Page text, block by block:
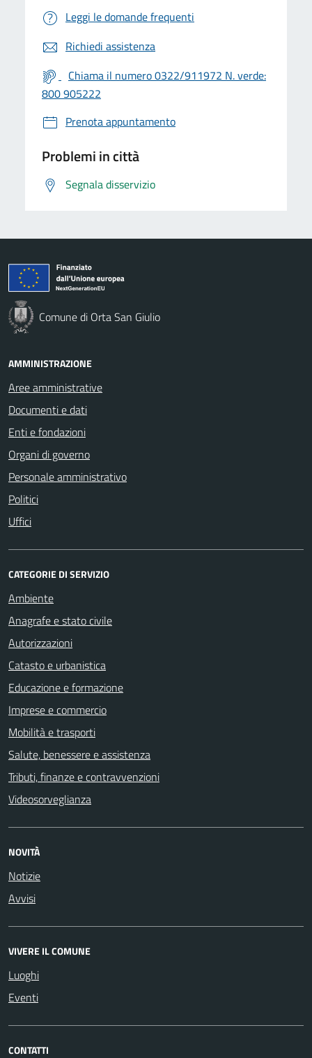
Leggi le domande frequenti
Richiedi assistenza
Chiama il numero 0322/911972 N. verde:
800 905222
Prenota appuntamento
Problemi in città
Segnala disservizio
Comune di Orta San Giulio
AMMINISTRAZIONE
Aree amministrative
Documenti e dati
Enti e fondazioni
Organi di governo
Personale amministrativo
Politici
Uffici
CATEGORIE DI SERVIZIO
Ambiente
Anagrafe e stato civile
Autorizzazioni
Catasto e urbanistica
Educazione e formazione
Imprese e commercio
Mobilità e trasporti
Salute, benessere e assistenza
Tributi, finanze e contravvenzioni
Videosorveglianza
NOVITÀ
Notizie
Avvisi
VIVERE IL COMUNE
Luoghi
Eventi
CONTATTI